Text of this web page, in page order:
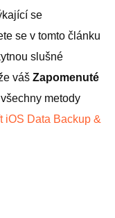
se
se v tomto článku
slušné
váš Zapomenuté
všechny metody
iOS Data Backup &